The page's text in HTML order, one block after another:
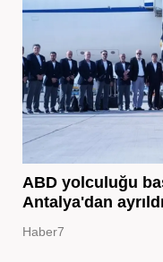
ABD yolculuğu
Antalya'dan ayrıldı
Haber7